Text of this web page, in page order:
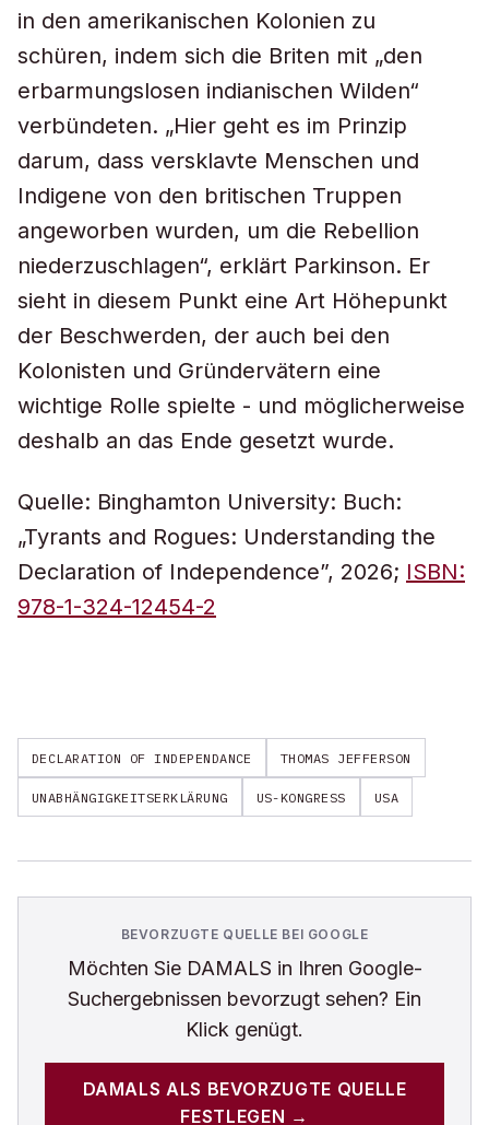
in den amerikanischen Kolonien zu
schüren, indem sich die Briten mit „den
erbarmungslosen indianischen Wilden“
verbündeten. „Hier geht es im Prinzip
darum, dass versklavte Menschen und
Indigene von den britischen Truppen
angeworben wurden, um die Rebellion
niederzuschlagen“, erklärt Parkinson. Er
sieht in diesem Punkt eine Art Höhepunkt
der Beschwerden, der auch bei den
Kolonisten und Gründervätern eine
wichtige Rolle spielte - und möglicherweise
deshalb an das Ende gesetzt wurde.
Quelle: Binghamton University: Buch:
„Tyrants and Rogues: Understanding the
Declaration of Independence”, 2026; ISBN:
978-1-324-12454-2
DECLARATION OF INDEPENDANCE THOMAS JEFFERSON
UNABHÄNGIGKEITSERKLÄRUNG US-KONGRESS USA
BEVORZUGTE QUELLE BEI GOOGLE
Möchten Sie DAMALS in Ihren Google-
Suchergebnissen bevorzugt sehen? Ein
Klick genügt.
DAMALS ALS BEVORZUGTE QUELLE
FESTLEGEN →